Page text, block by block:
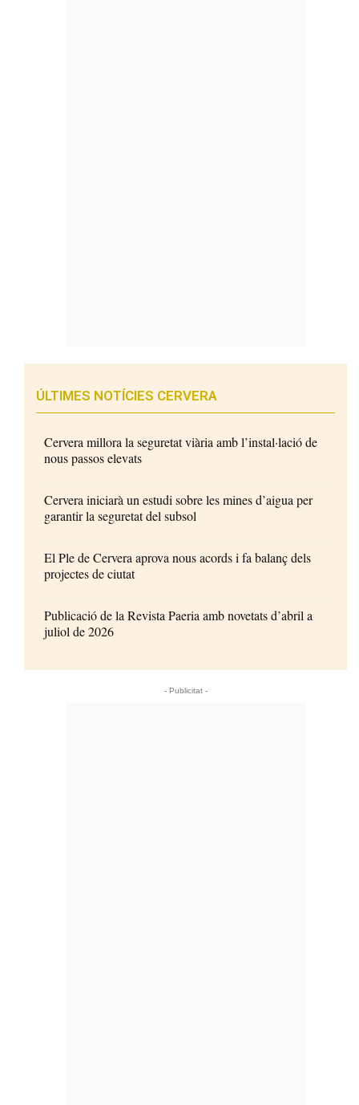
ÚLTIMES NOTÍCIES CERVERA
Cervera millora la seguretat viària amb l’instal·lació de
nous passos elevats
Cervera iniciarà un estudi sobre les mines d’aigua per
garantir la seguretat del subsol
El Ple de Cervera aprova nous acords i fa balanç dels
projectes de ciutat
Publicació de la Revista Paeria amb novetats d’abril a
juliol de 2026
- Publicitat -